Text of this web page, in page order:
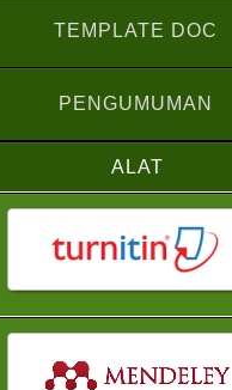
TEMPLATE DOC
PENGUMUMAN
ALAT